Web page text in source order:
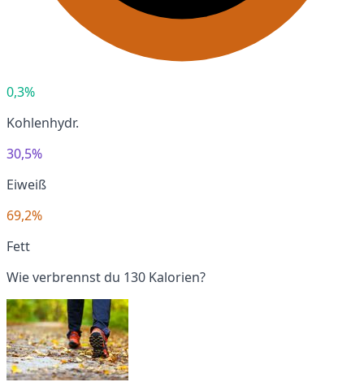
0,3%
Kohlenhydr.
30,5%
Eiweiß
69,2%
Fett
Wie verbrennst du 130 Kalorien?